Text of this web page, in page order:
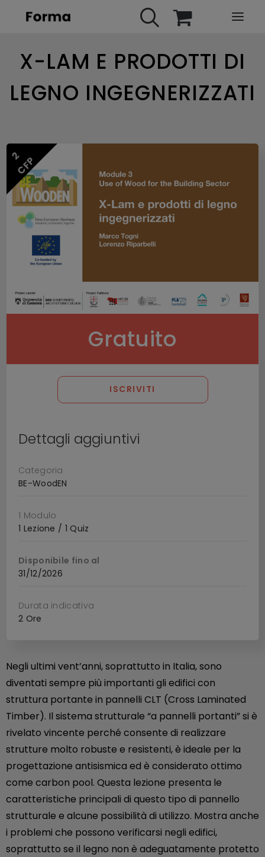
HOME
IN PRESENZA
URBAN TV
FAQ
CONTATTI
ACCOUNT
X-LAM E PRODOTTI DI
LEGNO INGEGNERIZZATI
2CFP
Gratuito
ISCRIVITI
Dettagli aggiuntivi
Categoria
BE-WoodEN
1 Modulo
1 Lezione / 1 Quiz
Disponibile fino al
31/12/2026
Durata indicativa
2 Ore
Negli ultimi vent’anni, soprattutto in Italia, sono
diventati sempre più importanti gli edifici con
struttura portante in pannelli CLT (Cross Laminated
Timber). Il sistema strutturale “a pannelli portanti” si è
rivelato vincente perché consente di realizzare
strutture molto robuste e resistenti, è ideale per la
progettazione antisismica ed è considerato ottimo
come carbon pool. Questa lezione presenta le
caratteristiche principali di questo tipo di pannello
strutturale e alcune possibilità di utilizzo. Mostra anche
i problemi che possono verificarsi negli edifici,
soprattutto se il legno non è adeguatamente protetto